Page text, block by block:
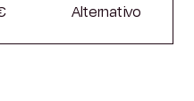
Alternativo